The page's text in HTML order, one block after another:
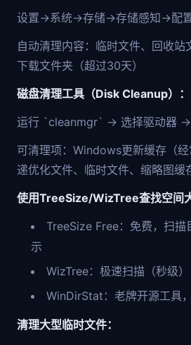
设置→系统→存储→存储感知→配
自动清理内容：临时文件、回收站
下载文件夹（超过30天）
磁盘清理工具（Disk Cleanup）：
运行 `cleanmgr` → 选择驱动器 →
可清理项：Windows更新缓存（
递优化文件、临时文件、缩略图缓
使用TreeSize/WizTree查找空间大
TreeSize Free：免费，扫描
示
WizTree：极速扫描（秒级
WinDirStat：老牌开源工具
清理大型临时文件：